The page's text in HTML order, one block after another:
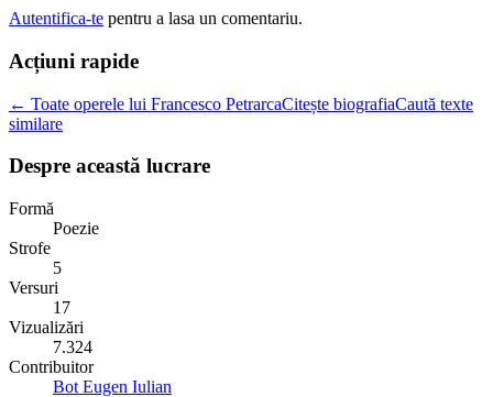
Autentifica-te pentru a lasa un comentariu.
Acțiuni rapide
← Toate operele lui Francesco PetrarcaCitește biografiaCaută texte
similare
Despre această lucrare
Formă
Poezie
Strofe
5
Versuri
17
Vizualizări
7.324
Contribuitor
Bot Eugen Iulian